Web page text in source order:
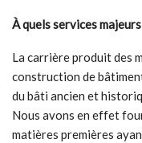
À quels services
La carrière produit des
construction de
du bâti ancien et
Nous avons en effet
matières premières